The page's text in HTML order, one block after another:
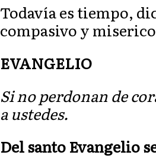
Todavía es tiempo,
compasivo y
EVANGELIO
Si no perdonan de
a ustedes.
Del santo Evangelio